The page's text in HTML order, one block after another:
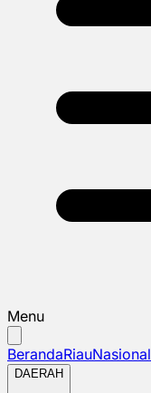
Menu
BerandaRiauNasional
DAERAH